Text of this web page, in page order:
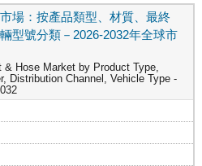
場：按產品類型、材質、最終
型號分類－2026-2032年全球市
Hose Market by Product Type,
Distribution Channel, Vehicle Type -